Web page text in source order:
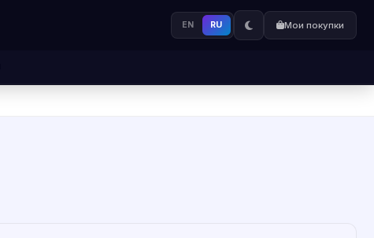
EN RU Мои покупки